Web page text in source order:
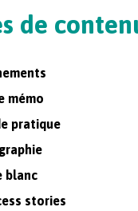
de
mémo
pratique
blanc
stories